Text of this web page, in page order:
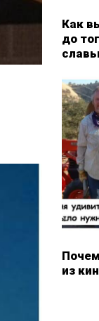
Как
до
славы
из